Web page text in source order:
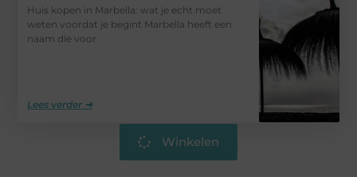
Huis kopen in Marbella: wat je echt moet
weten voordat je begint Marbella heeft een
naam die voor
Lees verder ➜
Winkelen